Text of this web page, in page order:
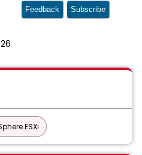
Feedback Subscribe
ESXi